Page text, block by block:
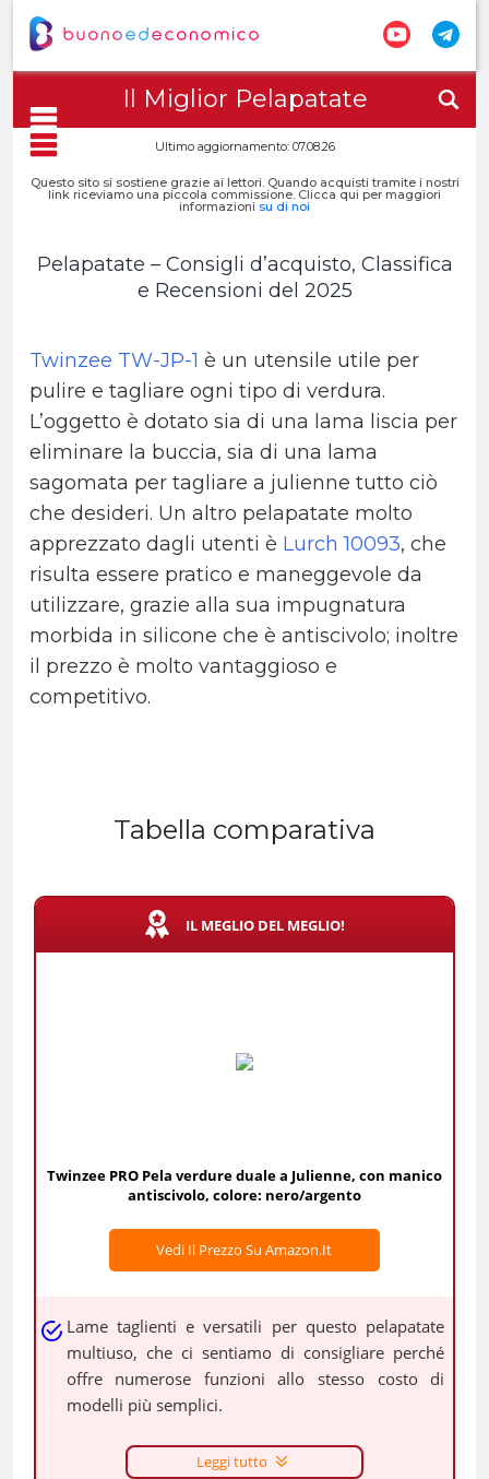
Il Miglior Pelapatate
Ultimo aggiornamento: 07.08.26
Questo sito si sostiene grazie ai lettori. Quando acquisti tramite i nostri
link riceviamo una piccola commissione. Clicca qui per maggiori
informazioni su di noi
Pelapatate – Consigli d’acquisto, Classifica
e Recensioni del 2025
Twinzee TW-JP-1 è un utensile utile per
pulire e tagliare ogni tipo di verdura.
L’oggetto è dotato sia di una lama liscia per
eliminare la buccia, sia di una lama
sagomata per tagliare a julienne tutto ciò
che desideri. Un altro pelapatate molto
apprezzato dagli utenti è Lurch 10093, che
risulta essere pratico e maneggevole da
utilizzare, grazie alla sua impugnatura
morbida in silicone che è antiscivolo; inoltre
il prezzo è molto vantaggioso e
competitivo.
Tabella comparativa
IL MEGLIO DEL MEGLIO!
Twinzee PRO Pela verdure duale a Julienne, con manico
antiscivolo, colore: nero/argento
Vedi Il Prezzo Su Amazon.it
Lame taglienti e versatili per questo pelapatate
multiuso, che ci sentiamo di consigliare perché
offre numerose funzioni allo stesso costo di
modelli più semplici.
Leggi tutto